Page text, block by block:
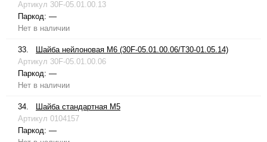
Артикул 30F-05.01.00.13
Паркод: —
Нет в наличии
33.
Шайба нейлоновая М6 (30F-05.01.00.06/T30-01.05.14)
Артикул 30F-05.01.00.06
Паркод: —
Нет в наличии
34.
Шайба стандартная М5
Артикул 0104157
Паркод: —